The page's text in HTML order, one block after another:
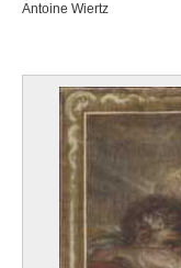
Antoine Wiertz